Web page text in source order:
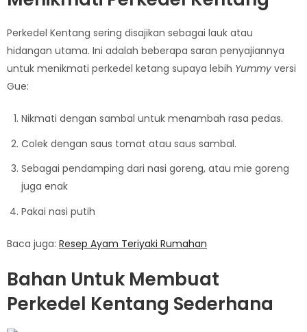
Perkedel Kentang sering disajikan sebagai lauk atau
hidangan utama. Ini adalah beberapa saran penyajiannya
untuk menikmati perkedel ketang supaya lebih Yummy versi
Gue:
Nikmati dengan sambal untuk menambah rasa pedas.
Colek dengan saus tomat atau saus sambal.
Sebagai pendamping dari nasi goreng, atau mie goreng
juga enak
Pakai nasi putih
Baca juga: Resep Ayam Teriyaki Rumahan
Bahan Untuk Membuat
Perkedel Kentang Sederhana